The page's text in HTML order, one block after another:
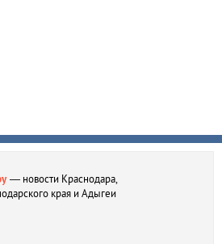
— новости Краснодара,
края и Адыгеи